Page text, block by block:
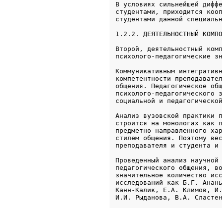
В условиях сильнейшей
студентами, приходится
1.2.2. ДЕЯТЕЛЬНОСТНЫЙ
Второй, деятельностный
психолого-педагогические
Коммуникативным
компетентности
общения. Педагогическое
психолого-
социальной и
Анализ вузовской практики
строится на монологах как
предметно-направленного
стилем общения. Поэтому
преподавателя и студента
Проведенный анализ
педагогического общения,
значительное количество
исследований как Б.Г.
Канн-Калик, Е.А. Климов,
И.И. Рыданова, В.А.